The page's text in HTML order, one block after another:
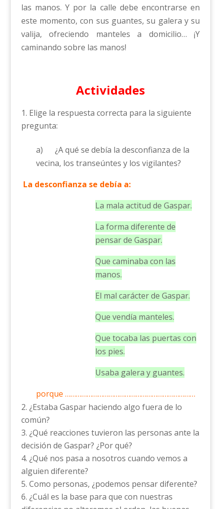
las manos. Y por la calle debe encontrarse en
este momento, con sus guantes, su galera y su
valija, ofreciendo manteles a domicilio… ¡Y
caminando sobre las manos!
Actividades
Elige la respuesta correcta para la siguiente
pregunta:
a) ¿A qué se debía la desconfianza de la
vecina, los transeúntes y los vigilantes?
La desconfianza se debía a:
La mala actitud de Gaspar.
La forma diferente de
pensar de Gaspar.
Que caminaba con las
manos.
El mal carácter de Gaspar.
Que vendía manteles.
Que tocaba las puertas con
los pies.
Usaba galera y guantes.
porque ………………………………………………………………
¿Estaba Gaspar haciendo algo fuera de lo
común?
¿Qué reacciones tuvieron las personas ante la
decisión de Gaspar? ¿Por qué?
¿Qué nos pasa a nosotros cuando vemos a
alguien diferente?
Como personas, ¿podemos pensar diferente?
¿Cuál es la base para que con nuestras